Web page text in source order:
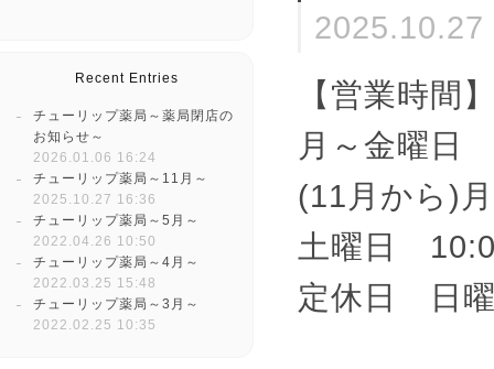
【営業時間
月～金曜日
(11月から)
土曜日
定休日 日
Recent Entries
チューリップ薬局～薬局閉店の
お知らせ～
2026.01.06 16:24
チューリップ薬局～11月～
2025.10.27 16:36
チューリップ薬局～5月～
2022.04.26 10:50
チューリップ薬局～4月～
2022.03.25 15:48
チューリップ薬局～3月～
2022.02.25 10:35